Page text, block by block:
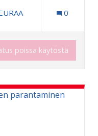
0
poissa käytöstä